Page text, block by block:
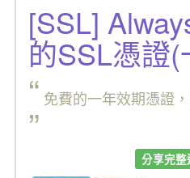
[SSL]
的SSL憑證(
“ 免費的一年效期憑證
”
分享完整